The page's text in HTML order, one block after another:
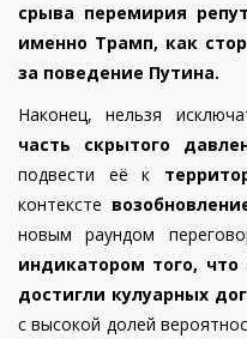
срыва перемирия
именно Трамп, как
за поведение Путина.
Наконец, нельзя
часть скрытого
подвести её к
контексте
новым раундом
индикатором того,
достигли кулуарных
с высокой долей